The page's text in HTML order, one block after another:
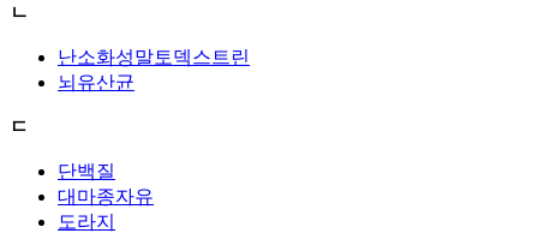
ㄴ
난소화성말토덱스트린
뇌유산균
ㄷ
단백질
대마종자유
도라지